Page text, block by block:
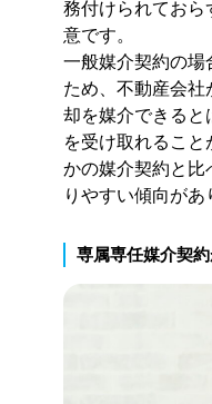
務付けられておら
意です。
一般媒介契約の場
ため、不動産会社
却を媒介できると
を受け取れるこ
かの媒介契約と比
りやすい傾向があ
専属専任媒介契